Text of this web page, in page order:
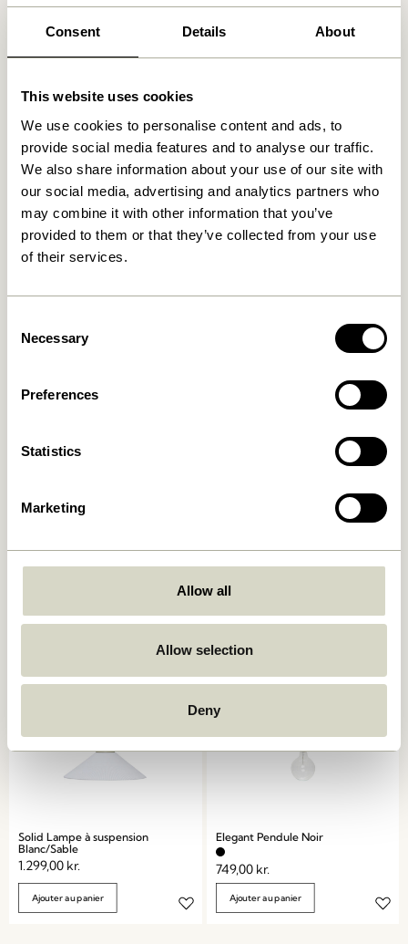
Consent Details About
This website uses cookies
We use cookies to personalise content and ads, to
provide social media features and to analyse our traffic.
We also share information about your use of our site with
our social media, advertising and analytics partners who
may combine it with other information that you’ve
provided to them or that they’ve collected from your use
of their services.
Selection
Necessary
Preferences
Statistics
Marketing
Allow all
Allow selection
Deny
Produits similaires
Remi Pendule Bleu/Beige
829,00kr.
Quip Pendule Gris clair
999,00kr.
Chromatic Pendule Noir
559,00
Solid Lampe à suspension
Blanc/Sable
1.299,00 kr.
Ajouter au panier
Elegant Pendule Noir
749,00 kr.
Ajouter au panier